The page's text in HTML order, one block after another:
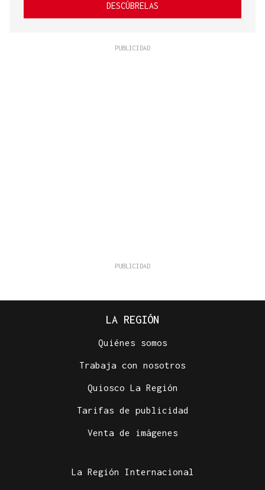
DESCÚBRELAS
LA REGIÓN
Quiénes somos
Trabaja con nosotros
Quiosco La Región
Tarifas de publicidad
Venta de imágenes
La Región Internacional